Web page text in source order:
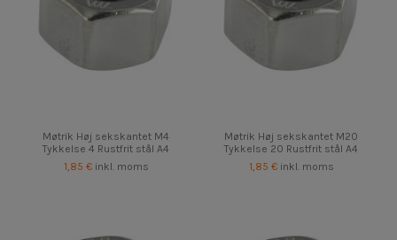
Møtrik Høj sekskantet M4
Tykkelse 4 Rustfrit stål A4
1,85 € inkl. moms
Møtrik Høj sekskantet M20
Tykkelse 20 Rustfrit stål A4
1,85 € inkl. moms